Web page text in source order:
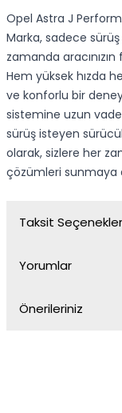
Opel Astra J
Marka, sadece
zamanda
Hem yüksek hızda
ve konforlu bir
sistemine uzun
sürüş isteyen
olarak, sizlere her
çözümleri sunmaya
Taksit
Yorumlar
Önerileriniz